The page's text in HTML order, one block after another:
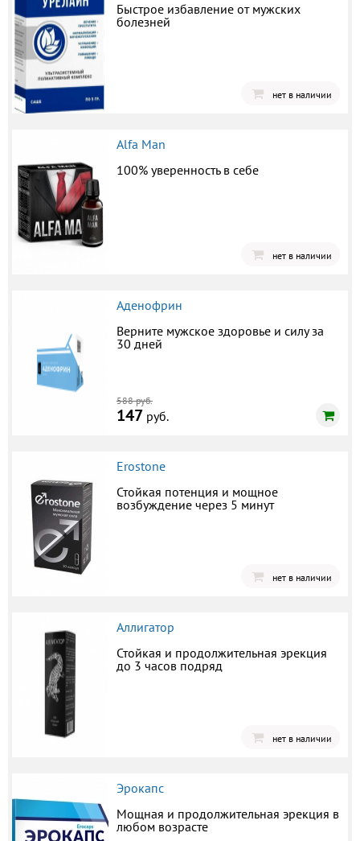
Быстрое избавление от мужских
болезней
нет в наличии
Alfa Man
100% уверенность в себе
нет в наличии
Аденофрин
Верните мужское здоровье и силу за
30 дней
588 руб.
147 руб.
Erostone
Стойкая потенция и мощное
возбуждение через 5 минут
нет в наличии
Аллигатор
Стойкая и продолжительная эрекция
до 3 часов подряд
нет в наличии
Эрокапс
Мощная и продолжительная эрекция в
любом возрасте